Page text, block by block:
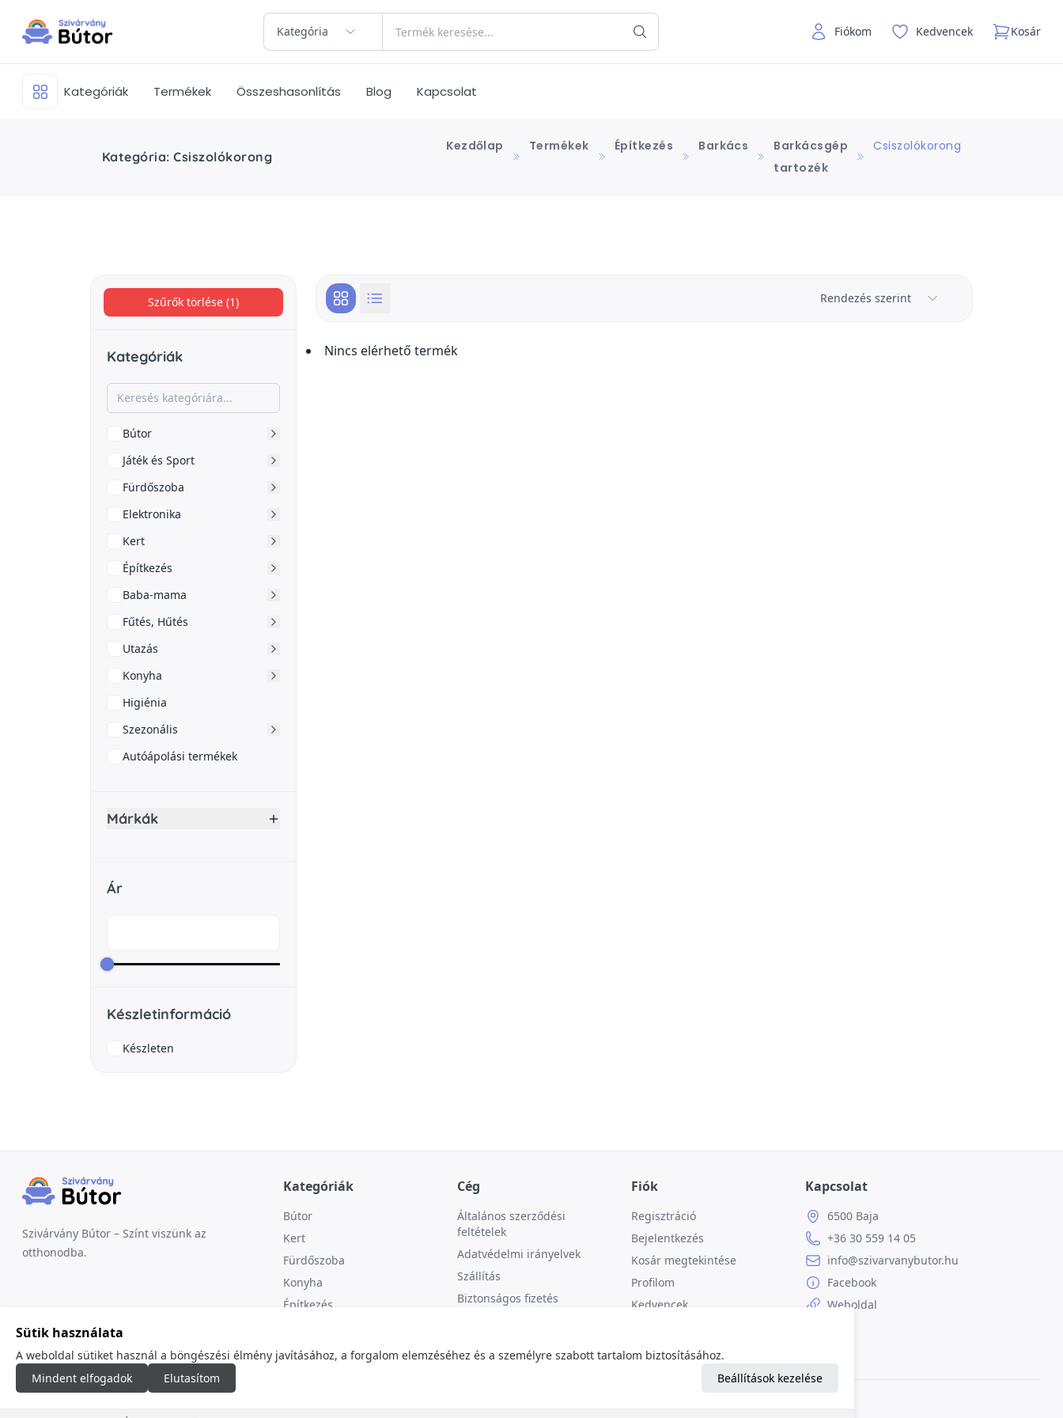
Kategória Fiókom Kedvencek Kosár
Kategóriák Termékek Összeshasonlítás Blog Kapcsolat
Kategória: Csiszolókorong
Kezdőlap Termékek Építkezés Barkács
Barkácsgép
tartozék
Csiszolókorong
Szűrők törlése (1)
Kategóriák
Bútor
Játék és Sport
Fürdőszoba
Elektronika
Kert
Építkezés
Baba-mama
Fűtés, Hűtés
Utazás
Konyha
Higiénia
Szezonális
Autóápolási termékek
Márkák
Ár
Készletinformáció
Készleten
Rendezés szerint
Nincs elérhető termék
Szivárvány Bútor – Színt viszünk az
otthonodba.
Kategóriák
Bútor
Kert
Fürdőszoba
Konyha
Építkezés
Cég
Általános szerződési
feltételek
Adatvédelmi irányelvek
Szállítás
Biztonságos fizetés
Fiók
Regisztráció
Bejelentkezés
Kosár megtekintése
Profilom
Kedvencek
Kapcsolat
6500 Baja
+36 30 559 14 05
info@szivarvanybutor.hu
Facebook
Weboldal
Sütik használata
A weboldal sütiket használ a böngészési élmény javításához, a forgalom elemzéséhez és a személyre szabott tartalom biztosításához.
Mindent elfogadok
Elutasítom Beállítások kezelése